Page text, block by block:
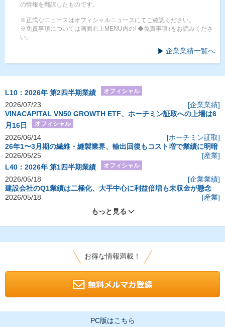
の情報を翻訳したものです。
※正式なニュースはオフィシャルニュースにてご確認ください。
※免責事項については画面右上MENU内の｢◆免責事項｣をお読みくださ
い。
企業業績一覧へ
L10：2026年 第2四半期業績 オフィシャル
2026/07/23
[企業業績]
VINACAPITAL VN50 GROWTH ETF、ホーチミン証取への上場は6
月16日
オフィシャル
2026/06/14
[ホーチミン証取]
26年1〜3月期の繊維・縫製業界、輸出回復もコスト増で業績に明暗
2026/05/25
[産業]
L40：2026年 第1四半期業績
オフィシャル
2026/05/18
[企業業績]
建設会社のQ1業績は二極化、大手中心に利益倍増も未収金が懸念
2026/05/18
[産業]
もっと見る
お得な情報満載！
PC版はこちら